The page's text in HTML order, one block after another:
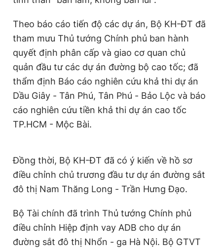
Theo báo cáo tiến độ các dự án, Bộ KH-ĐT đã
tham mưu Thủ tướng Chính phủ ban hành
quyết định phân cấp và giao cơ quan chủ
quản đầu tư các dự án đường bộ cao tốc; đã
thẩm định Báo cáo nghiên cứu khả thi dự án
Dầu Giây - Tân Phú, Tân Phú - Bảo Lộc và báo
cáo nghiên cứu tiền khả thi dự án cao tốc
TP.HCM - Mộc Bài.
Đồng thời, Bộ KH-ĐT đã có ý kiến về hồ sơ
điều chỉnh chủ trương đầu tư dự án đường sắt
đô thị Nam Thăng Long - Trần Hưng Đạo.
Bộ Tài chính đã trình Thủ tướng Chính phủ
điều chỉnh Hiệp định vay ADB cho dự án
đường sắt đô thị Nhổn - ga Hà Nội. Bộ GTVT